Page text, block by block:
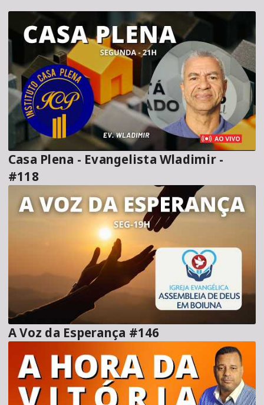
Casa Plena - Evangelista Wladimir -
#118
A Voz da Esperança #146